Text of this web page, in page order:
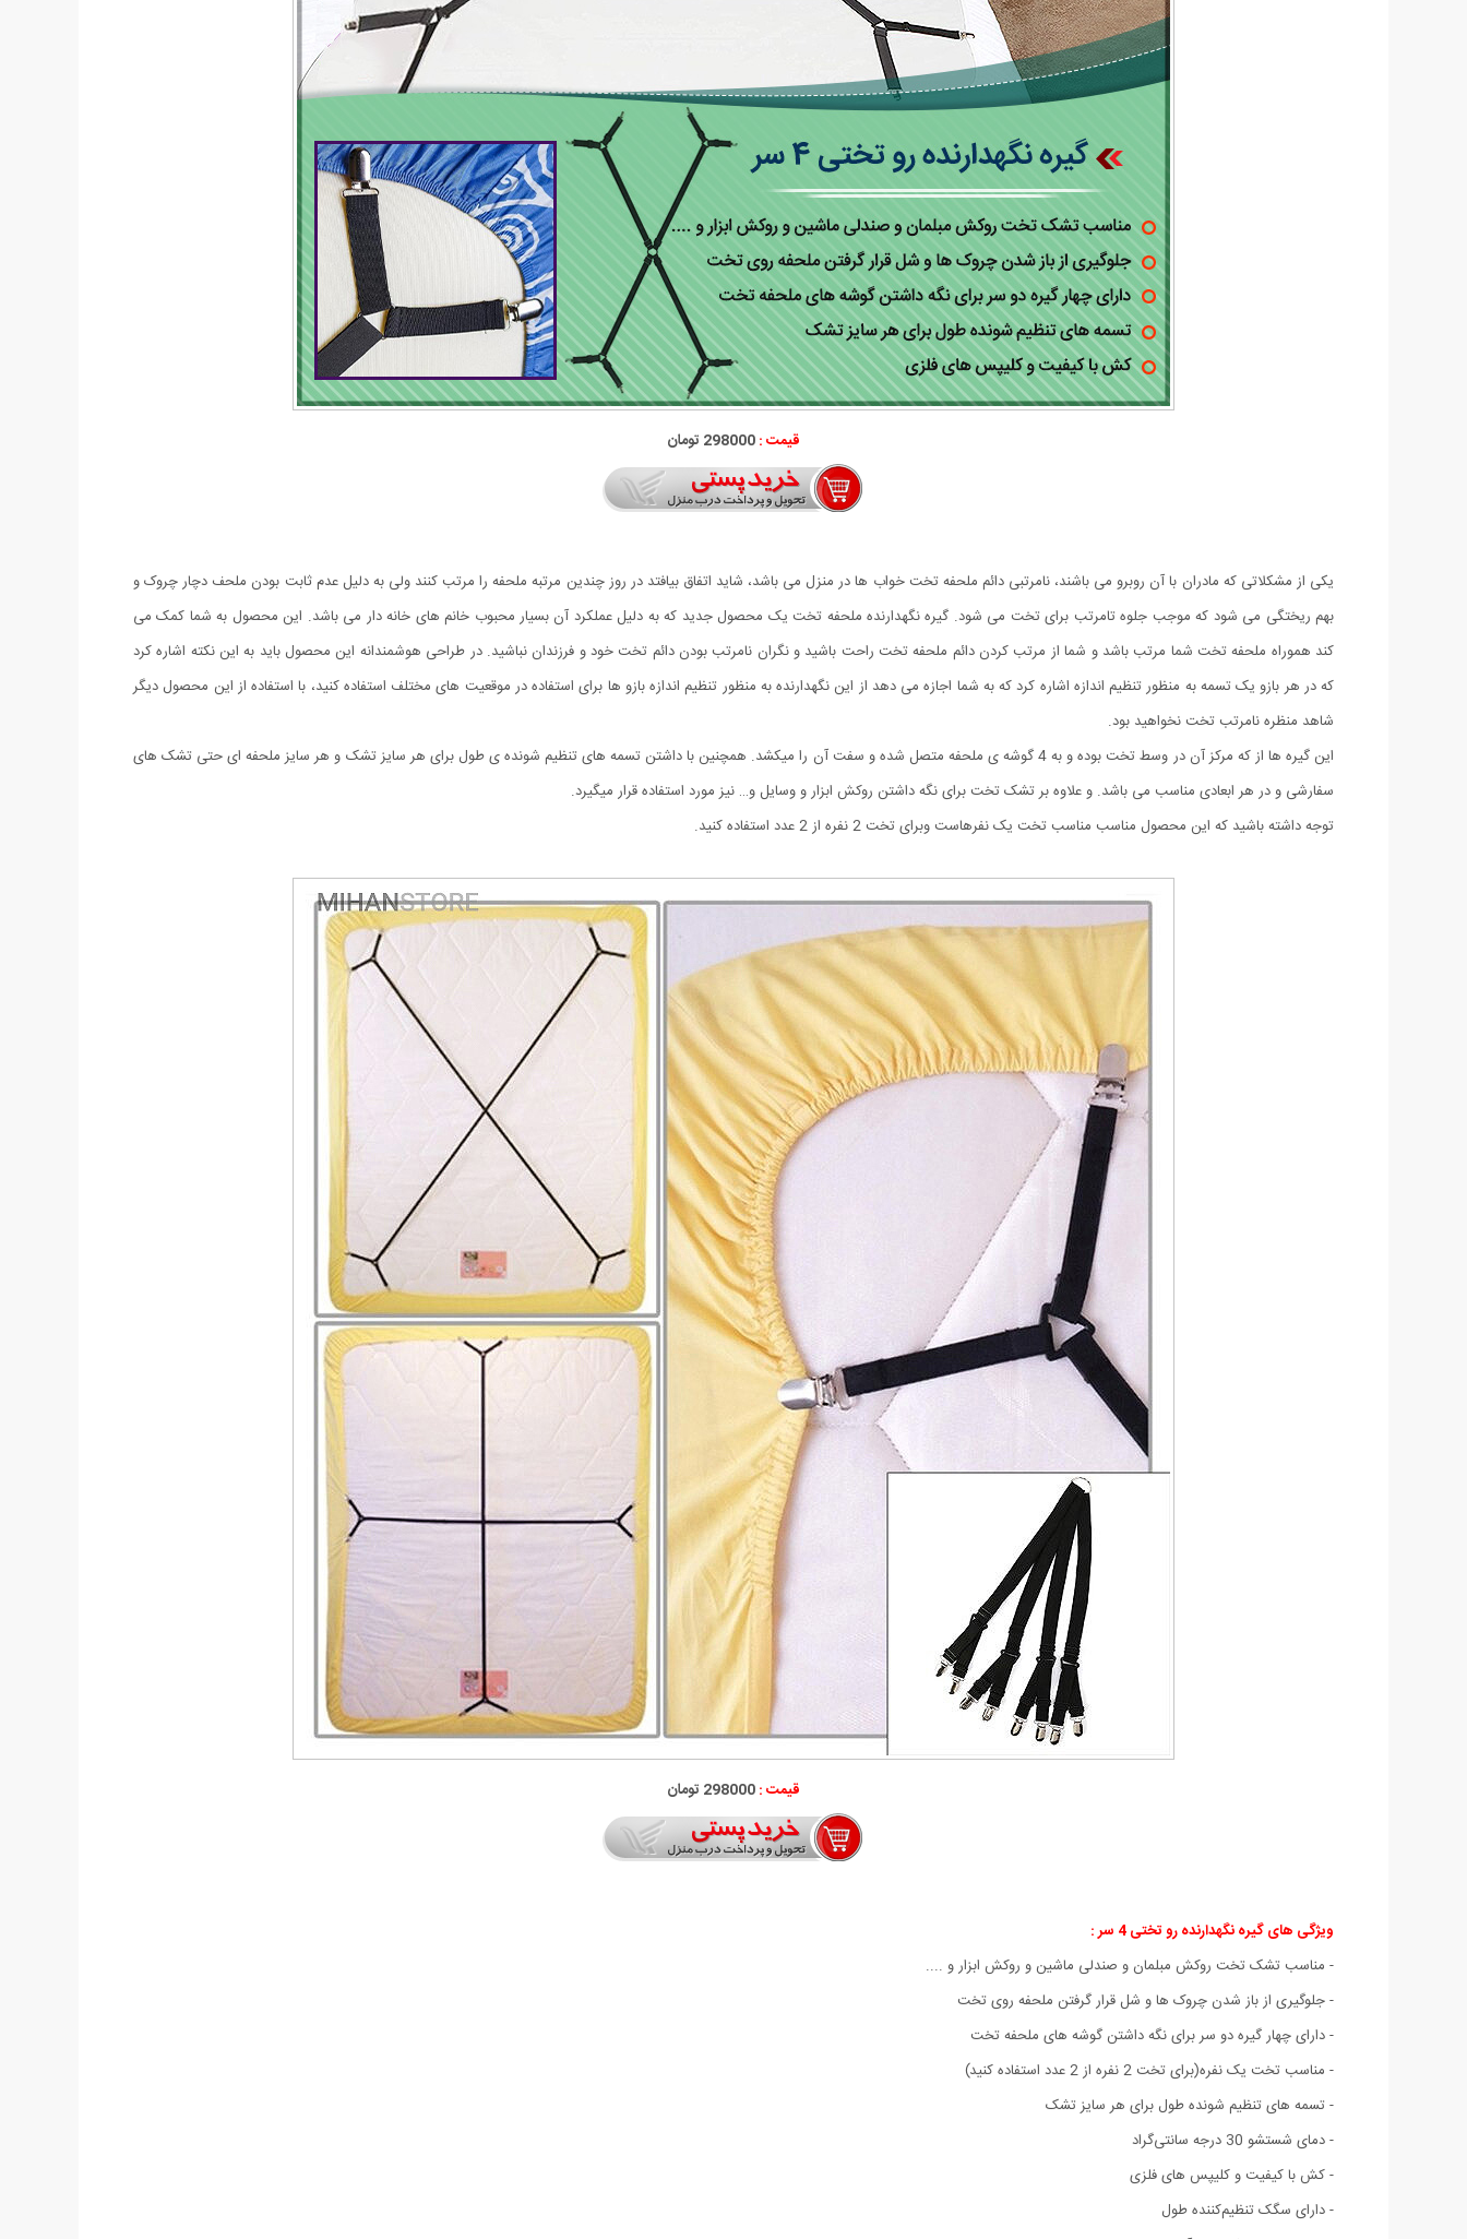
قیمت :298000 تومان
یکی از مشکلاتی که مادران با آن روبرو می باشند، نامرتبی دائم ملحفه تخت خواب ها در منزل می باشد، شاید اتفاق بیافتد در روز چندین مرتبه ملحفه را مرتب کنند ولی به دلیل عدم ثابت بودن ملحف دچار چروک و
بهم ریختگی می شود که موجب جلوه تامرتب برای تخت می شود. گیره نگهدارنده ملحفه تخت یک محصول جدید که به دلیل عملکرد آن بسیار محبوب خانم های خانه دار می باشد. این محصول به شما کمک می
کند هموراه ملحفه تخت شما مرتب باشد و شما از مرتب کردن دائم ملحفه تخت راحت باشید و نگران نامرتب بودن دائم تخت خود و فرزندان نباشید. در طراحی هوشمندانه این محصول باید به این نکته اشاره کرد
که در هر بازو یک تسمه به منظور تنظیم اندازه اشاره کرد که به شما اجازه می دهد از این نگهدارنده به منظور تنظیم اندازه بازو ها برای استفاده در موقعیت های مختلف استفاده کنید، با استفاده از این محصول دیگر
شاهد منظره نامرتب تخت نخواهید بود.
این گیره ها از که مرکز آن در وسط تخت بوده و به 4 گوشه ی ملحفه متصل شده و سفت آن را میکشد. همچنین با داشتن تسمه های تنظیم شونده ی طول برای هر سایز تشک و هر سایز ملحفه ای حتی تشک های
سفارشی و در هر ابعادی مناسب می باشد. و علاوه بر تشک تخت برای نگه داشتن روکش ابزار و وسایل و… نیز مورد استفاده قرار میگیرد.
توجه داشته باشید که این محصول مناسب مناسب تخت یک نفرهاست وبرای تخت 2 نفره از 2 عدد استفاده کنید.
قیمت :298000 تومان
ویژگی های گیره نگهدارنده رو تختی 4 سر
:
- مناسب تشک تخت روکش مبلمان و صندلی ماشین و روکش ابزار و ....
- جلوگیری از باز شدن چروک ها و شل قرار گرفتن ملحفه روی تخت
- دارای چهار گیره دو سر برای نگه داشتن گوشه های ملحفه تخت
- مناسب تخت یک نفره(برای تخت 2 نفره از 2 عدد استفاده کنید)
- تسمه های تنظیم شونده طول برای هر سایز تشک
- دمای شستشو 30 درجه سانتی‌گراد
- کش با کیفیت و کلیپس های فلزی
- دارای سگک تنظیم‌کننده طول